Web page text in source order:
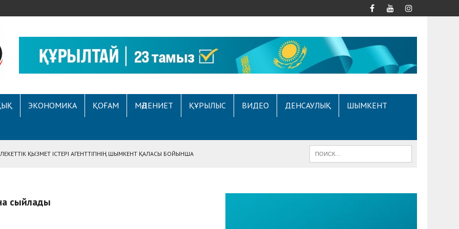
ЭКОНОМИКА ҚОҒАМ МӘДЕНИЕТ ҚҰРЫЛЫС ВИДЕО ДЕНСАУЛЫҚ ШЫМКЕНТ
ҚЫЗМЕТ ІСТЕРІ АГЕНТТІГІНІҢ ШЫМКЕНТ ҚАЛАСЫ БОЙЫНША
САУАТТЫЛЫҚ МӘСЕЛЕЛЕРІ ТАЛҚЫЛАНДЫ
СҰХБАТ БЕРІЛДІ
сыйлады